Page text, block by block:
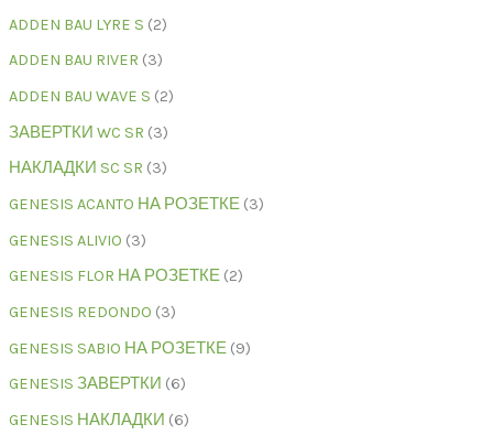
ADDEN BAU LYRE S 2
ADDEN BAU RIVER 3
ADDEN BAU WAVE S 2
ЗАВЕРТКИ WC SR 3
НАКЛАДКИ SC SR 3
GENESIS ACANTO НА РОЗЕТКЕ 3
GENESIS ALIVIO 3
GENESIS FLOR НА РОЗЕТКЕ 2
GENESIS REDONDO 3
GENESIS SABIO НА РОЗЕТКЕ 9
GENESIS ЗАВЕРТКИ 6
GENESIS НАКЛАДКИ 6